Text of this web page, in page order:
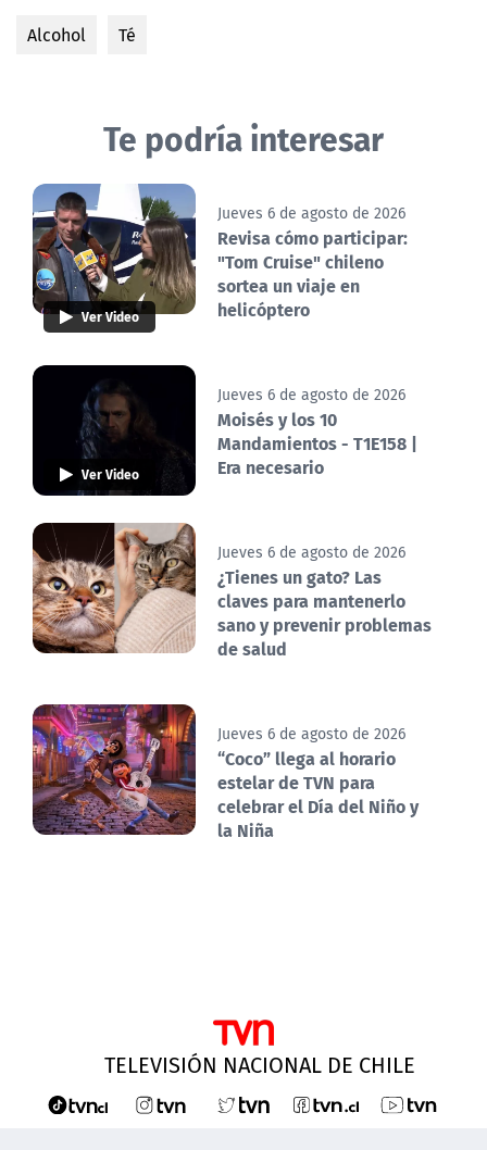
Alcohol Té
Te podría interesar
Ver Video
Jueves 6 de agosto de 2026
Revisa cómo participar:
"Tom Cruise" chileno
sortea un viaje en
helicóptero
Ver Video
Jueves 6 de agosto de 2026
Moisés y los 10
Mandamientos - T1E158 |
Era necesario
Jueves 6 de agosto de 2026
¿Tienes un gato? Las
claves para mantenerlo
sano y prevenir problemas
de salud
Jueves 6 de agosto de 2026
“Coco” llega al horario
estelar de TVN para
celebrar el Día del Niño y
la Niña
TELEVISIÓN NACIONAL DE CHILE